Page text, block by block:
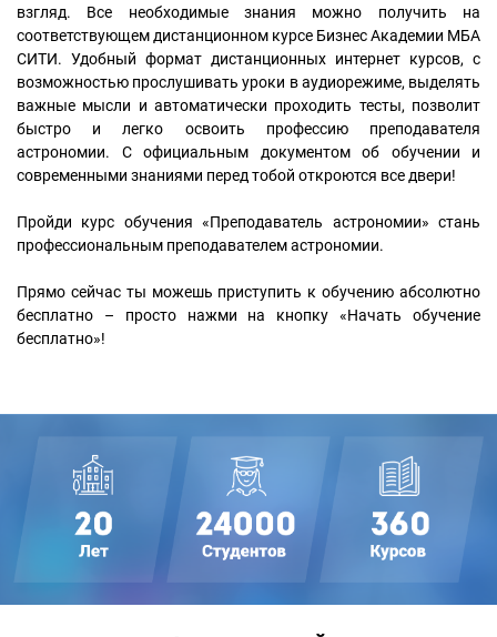
взгляд. Все необходимые знания можно получить на
соответствующем дистанционном курсе Бизнес Академии МБА
СИТИ. Удобный формат дистанционных интернет курсов, с
возможностью прослушивать уроки в аудиорежиме, выделять
важные мысли и автоматически проходить тесты, позволит
быстро и легко освоить профессию преподавателя
астрономии. С официальным документом об обучении и
современными знаниями перед тобой откроются все двери!
Пройди курс обучения «Преподаватель астрономии» стань
профессиональным преподавателем астрономии.
Прямо сейчас ты можешь приступить к обучению абсолютно
бесплатно – просто нажми на кнопку «Начать обучение
бесплатно»!